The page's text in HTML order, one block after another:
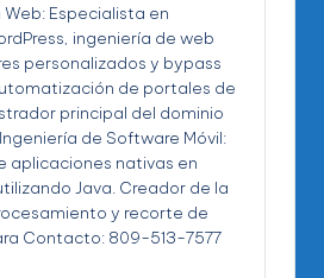
Especialista en
ingeniería de web
personalizados y bypass
de portales de
principal del dominio
de Software Móvil:
aplicaciones nativas en
Java. Creador de la
y recorte de
Contacto: 809-513-7577